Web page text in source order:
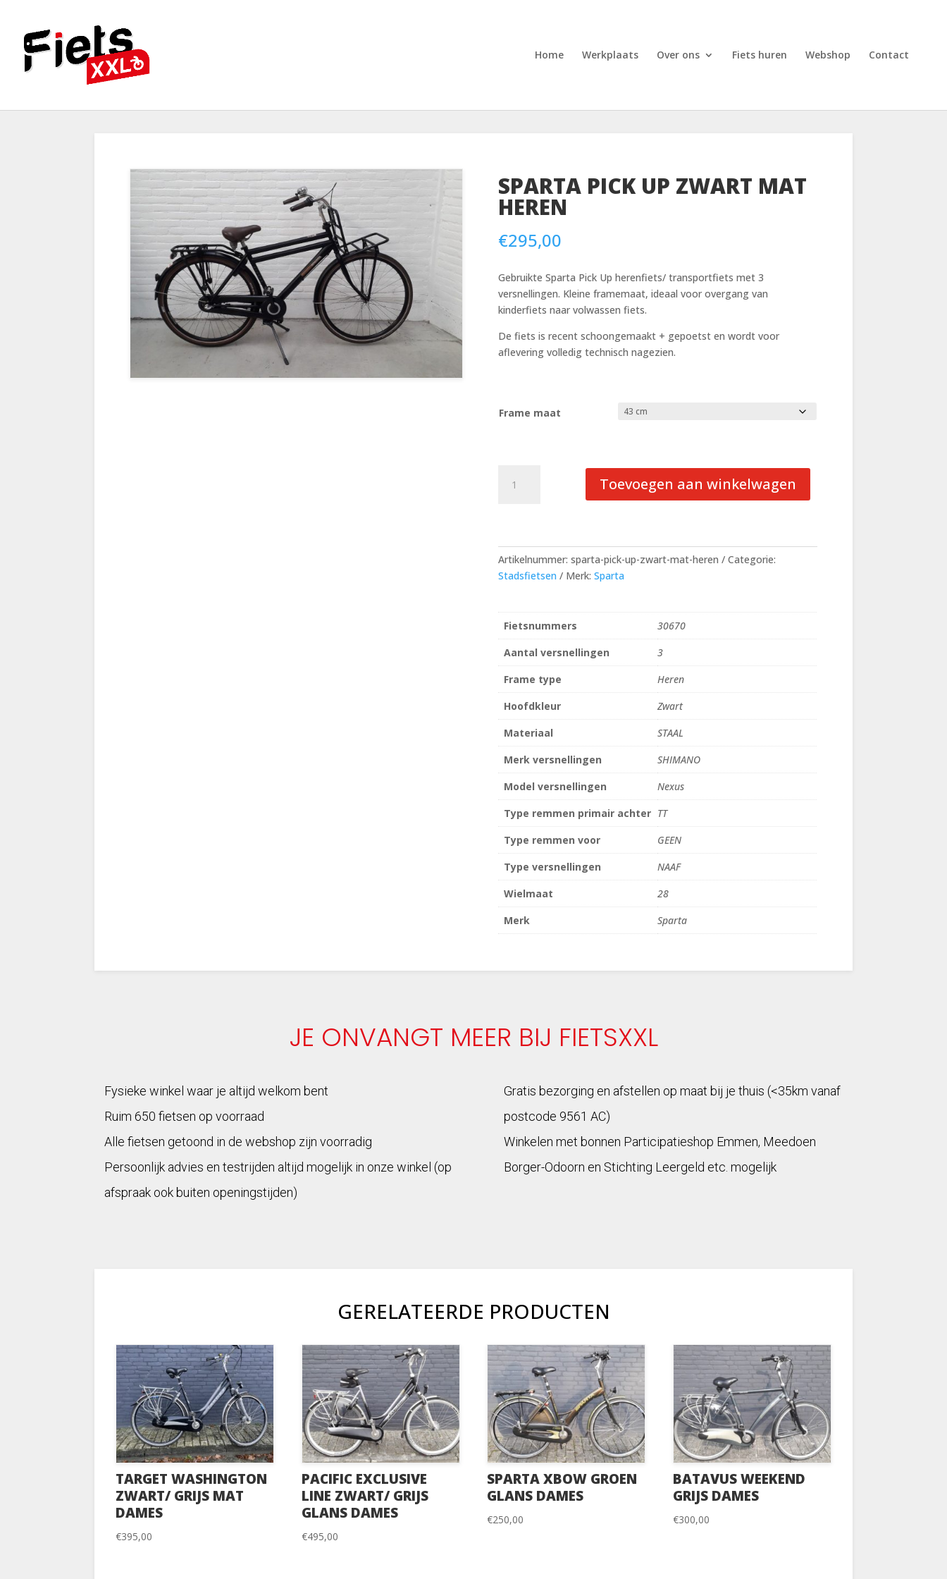
Home Werkplaats Over ons Fiets huren Webshop Contact
SPARTA PICK UP ZWART MAT
HEREN
€295,00
Gebruikte Sparta Pick Up herenfiets/ transportfiets met 3
versnellingen. Kleine framemaat, ideaal voor overgang van
kinderfiets naar volwassen fiets.
De fiets is recent schoongemaakt + gepoetst en wordt voor
aflevering volledig technisch nagezien.
Frame maat
Pick
Heren
aantal
Toevoegen aan winkelwagen
Artikelnummer:sparta-pick-up-zwart-mat-heren
Categorie:
Stadsfietsen
Merk:Sparta
Fietsnummers
30670
Aantal versnellingen
3
Frame type
Heren
Hoofdkleur
Zwart
Materiaal
STAAL
Merk versnellingen
SHIMANO
Model versnellingen
Nexus
Type remmen primair achter TT
Type remmen voor
GEEN
Type versnellingen
NAAF
Wielmaat
28
Merk
Sparta
JE ONVANGT MEER BIJ FIETSXXL
Fysieke winkel waar je altijd welkom bent
Ruim 650 fietsen op voorraad
Alle fietsen getoond in de webshop zijn voorradig
Persoonlijk advies en testrijden altijd mogelijk in onze winkel (op
afspraak ook buiten openingstijden)
Gratis bezorging en afstellen op maat bij je thuis (<35km vanaf
postcode 9561 AC)
Winkelen met bonnen Participatieshop Emmen, Meedoen
Borger-Odoorn en Stichting Leergeld etc. mogelijk
GERELATEERDE PRODUCTEN
TARGET WASHINGTON
ZWART/ GRIJS MAT
DAMES
€395,00
PACIFIC EXCLUSIVE
LINE ZWART/ GRIJS
GLANS DAMES
€495,00
SPARTA XBOW GROEN
GLANS DAMES
€250,00
BATAVUS WEEKEND
GRIJS DAMES
€300,00